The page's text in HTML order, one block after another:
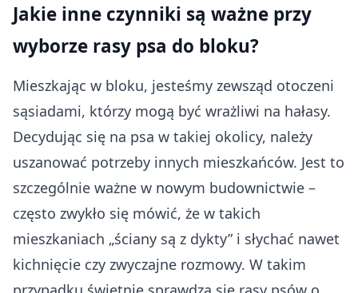
Jakie inne czynniki są ważne przy
wyborze rasy psa do bloku?
Mieszkając w bloku, jesteśmy zewsząd otoczeni
sąsiadami, którzy mogą być wrażliwi na hałasy.
Decydując się na psa w takiej okolicy, należy
uszanować potrzeby innych mieszkańców. Jest to
szczególnie ważne w nowym budownictwie –
często zwykło się mówić, że w takich
mieszkaniach „ściany są z dykty” i słychać nawet
kichnięcie czy zwyczajne rozmowy. W takim